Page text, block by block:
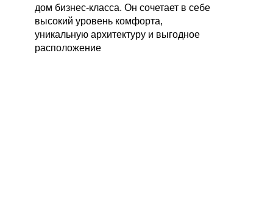
дом бизнес-класса. Он сочетает в себе
высокий уровень комфорта,
уникальную архитектуру и выгодное
расположение